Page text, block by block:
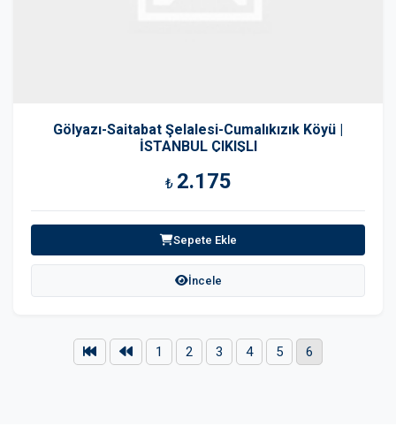
Gölyazı-Saitabat Şelalesi-Cumalıkızık Köyü |
İSTANBUL ÇIKIŞLI
₺ 2.175
Sepete Ekle
İncele
1 2 3 4 5 6